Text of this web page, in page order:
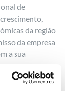
de
da região
da empresa
a sua
rating